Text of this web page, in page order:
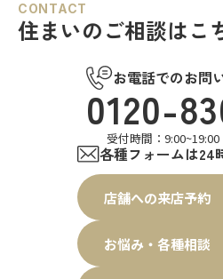
CONTACT
住まいのご相談はこ
お電話でのお問
0120-
受付時間：9:00~19:00
各種フォームは24
店舗への来店予約
お悩み・各種相談